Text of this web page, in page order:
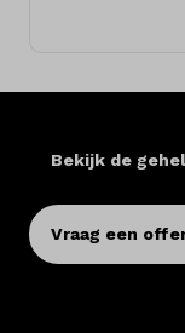
Bekijk de
Vraag een